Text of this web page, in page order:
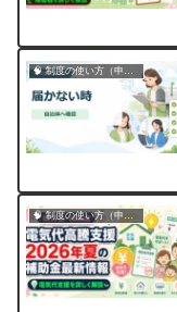
🧠 制度の使い方（申請・相談など）